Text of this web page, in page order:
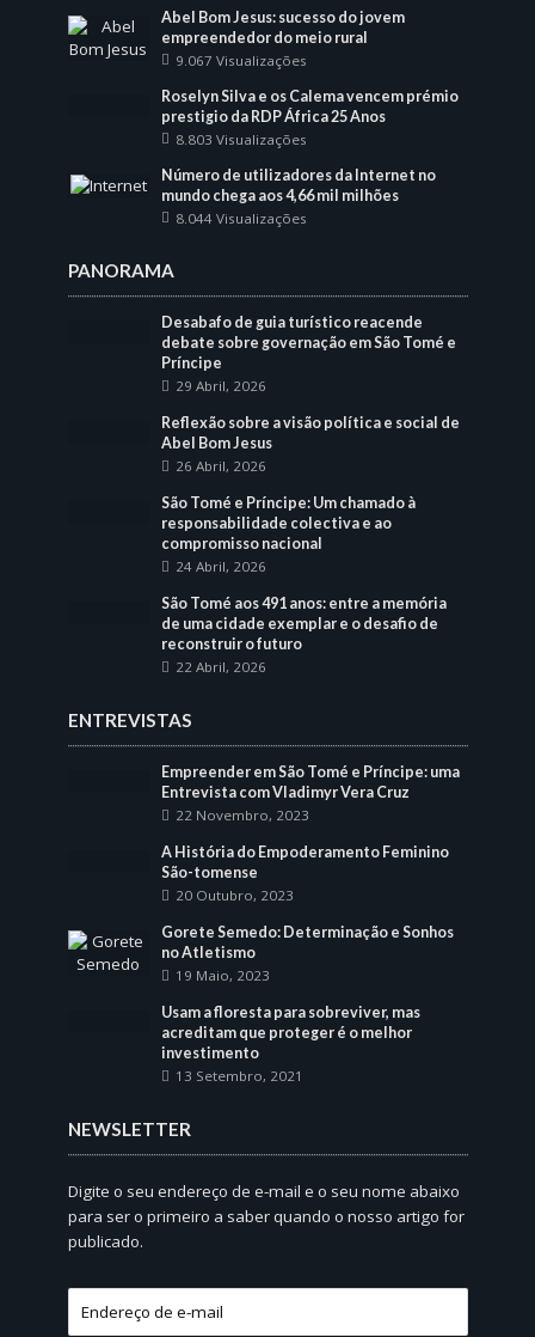
Abel Bom Jesus: sucesso do jovem
empreendedor do meio rural
9.067 Visualizações
Roselyn Silva e os Calema vencem prémio
prestigio da RDP África 25 Anos
8.803 Visualizações
Número de utilizadores da Internet no
mundo chega aos 4,66 mil milhões
8.044 Visualizações
PANORAMA
Desabafo de guia turístico reacende
debate sobre governação em São Tomé e
Príncipe
29 Abril, 2026
Reflexão sobre a visão política e social de
Abel Bom Jesus
26 Abril, 2026
São Tomé e Príncipe: Um chamado à
responsabilidade colectiva e ao
compromisso nacional
24 Abril, 2026
São Tomé aos 491 anos: entre a memória
de uma cidade exemplar e o desafio de
reconstruir o futuro
22 Abril, 2026
ENTREVISTAS
Empreender em São Tomé e Príncipe: uma
Entrevista com Vladimyr Vera Cruz
22 Novembro, 2023
A História do Empoderamento Feminino
São-tomense
20 Outubro, 2023
Gorete Semedo: Determinação e Sonhos
no Atletismo
19 Maio, 2023
Usam a floresta para sobreviver, mas
acreditam que proteger é o melhor
investimento
13 Setembro, 2021
NEWSLETTER
Digite o seu endereço de e-mail e o seu nome abaixo
para ser o primeiro a saber quando o nosso artigo for
publicado.